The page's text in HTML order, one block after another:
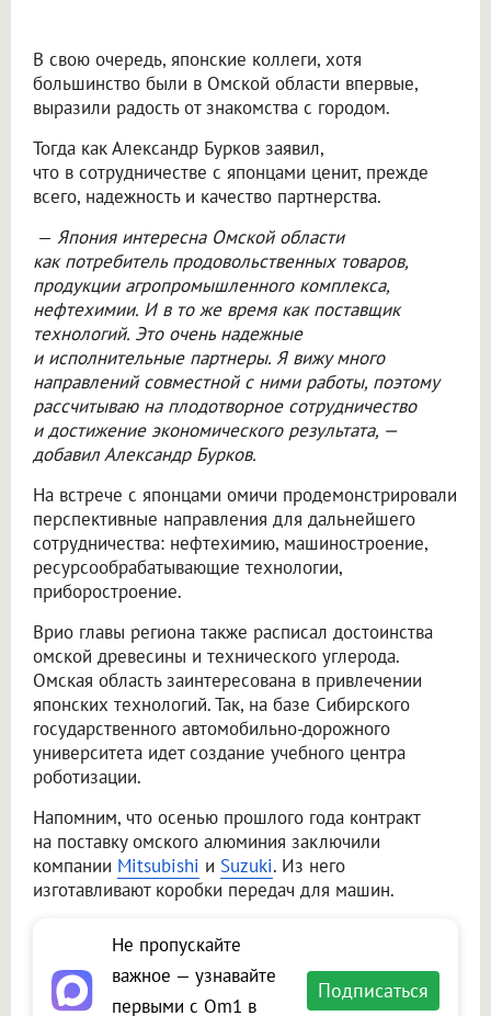
В свою очередь, японские коллеги, хотя
большинство были в Омской области впервые,
выразили радость от знакомства с городом.
Тогда как Александр Бурков заявил,
что в сотрудничестве с японцами ценит, прежде
всего, надежность и качество партнерства.
— Япония интересна Омской области
как потребитель продовольственных товаров,
продукции агропромышленного комплекса,
нефтехимии. И в то же время как поставщик
технологий. Это очень надежные
и исполнительные партнеры. Я вижу много
направлений совместной с ними работы, поэтому
рассчитываю на плодотворное сотрудничество
и достижение экономического результата, —
добавил Александр Бурков.
На встрече с японцами омичи продемонстрировали
перспективные направления для дальнейшего
сотрудничества: нефтехимию, машиностроение,
ресурсообрабатывающие технологии,
приборостроение.
Врио главы региона также расписал достоинства
омской древесины и технического углерода.
Омская область заинтересована в привлечении
японских технологий. Так, на базе Сибирского
государственного автомобильно-дорожного
университета идет создание учебного центра
роботизации.
Напомним, что осенью прошлого года контракт
на поставку омского алюминия заключили
компании Mitsubishi и Suzuki. Из него
изготавливают коробки передач для машин.
Не пропускайте
важное — узнавайте
первыми с Om1 в
Подписаться